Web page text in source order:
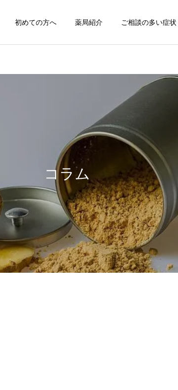
初めての方へ 薬局紹介 ご相談の多い症状
月経痛/月経困難症の
月経不順の漢方薬
治療について
熱中症の漢方薬治療と養生
コラム